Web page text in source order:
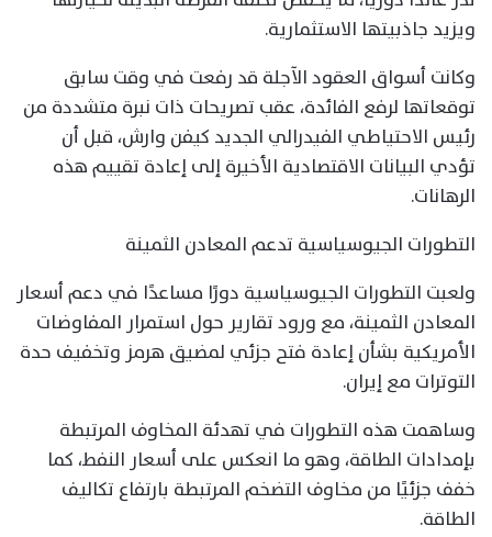
ويزيد جاذبيتها الاستثمارية.
وكانت أسواق العقود الآجلة قد رفعت في وقت سابق
توقعاتها لرفع الفائدة، عقب تصريحات ذات نبرة متشددة من
رئيس الاحتياطي الفيدرالي الجديد كيفن وارش، قبل أن
تؤدي البيانات الاقتصادية الأخيرة إلى إعادة تقييم هذه
الرهانات.
التطورات الجيوسياسية تدعم المعادن الثمينة
ولعبت التطورات الجيوسياسية دورًا مساعدًا في دعم أسعار
المعادن الثمينة، مع ورود تقارير حول استمرار المفاوضات
الأمريكية بشأن إعادة فتح جزئي لمضيق هرمز وتخفيف حدة
التوترات مع إيران.
وساهمت هذه التطورات في تهدئة المخاوف المرتبطة
بإمدادات الطاقة، وهو ما انعكس على أسعار النفط، كما
خفف جزئيًا من مخاوف التضخم المرتبطة بارتفاع تكاليف
الطاقة.